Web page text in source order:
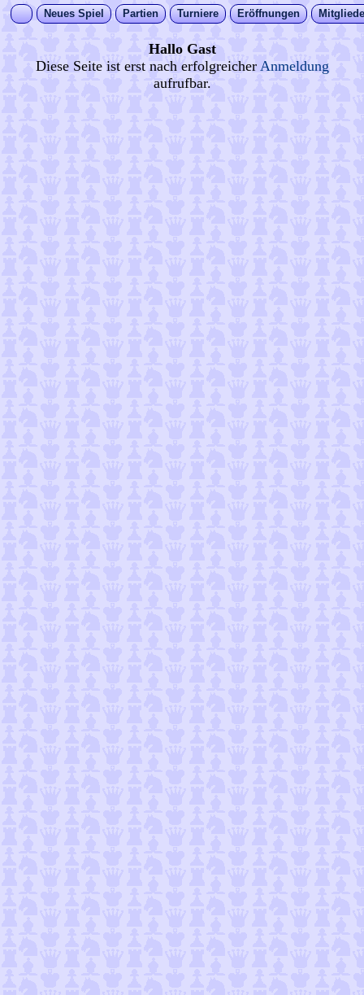
Neues Spiel Partien Turniere Eröffnungen
Hallo Gast
Diese Seite ist erst nach erfolgreicher Anmeldung
aufrufbar.